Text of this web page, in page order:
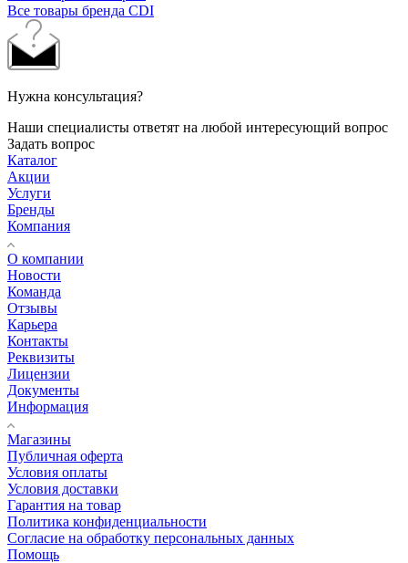
Все товары бренда CDI
Нужна консультация?
Наши специалисты ответят на любой интересующий вопрос
Задать вопрос
Каталог
Акции
Услуги
Бренды
Компания
О компании
Новости
Команда
Отзывы
Карьера
Контакты
Реквизиты
Лицензии
Документы
Информация
Магазины
Публичная оферта
Условия оплаты
Условия доставки
Гарантия на товар
Политика конфиденциальности
Согласие на обработку персональных данных
Помощь